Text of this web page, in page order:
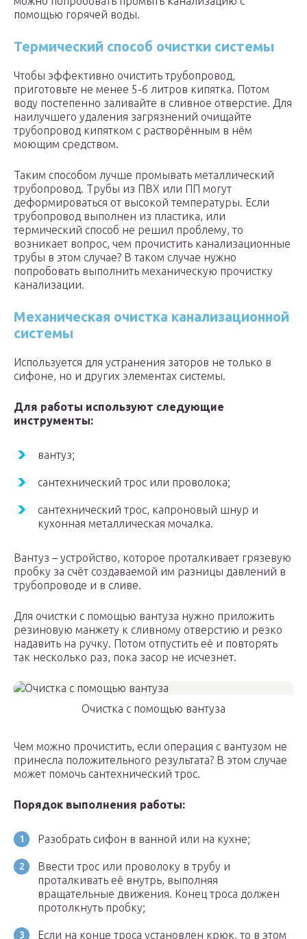
помощью горячей воды.
Термический способ очистки системы
Чтобы эффективно очистить трубопровод,
приготовьте не менее 5-6 литров кипятка. Потом
воду постепенно заливайте в сливное отверстие. Для
наилучшего удаления загрязнений очищайте
трубопровод кипятком с растворённым в нём
моющим средством.
Таким способом лучше промывать металлический
трубопровод. Трубы из ПВХ или ПП могут
деформироваться от высокой температуры. Если
трубопровод выполнен из пластика, или
термический способ не решил проблему, то
возникает вопрос, чем прочистить канализационные
трубы в этом случае? В таком случае нужно
попробовать выполнить механическую прочистку
канализации.
Механическая очистка канализационной
системы
Используется для устранения заторов не только в
сифоне, но и других элементах системы.
Для работы используют следующие
инструменты:
вантуз;
сантехнический трос или проволока;
сантехнический трос, капроновый шнур и
кухонная металлическая мочалка.
Вантуз – устройство, которое проталкивает грязевую
пробку за счёт создаваемой им разницы давлений в
трубопроводе и в сливе.
Для очистки с помощью вантуза нужно приложить
резиновую манжету к сливному отверстию и резко
надавить на ручку. Потом отпустить её и повторять
так несколько раз, пока засор не исчезнет.
Очистка с помощью вантуза
Чем можно прочистить, если операция с вантузом не
принесла положительного результата? В этом случае
может помочь сантехнический трос.
Порядок выполнения работы:
Разобрать сифон в ванной или на кухне;
Ввести трос или проволоку в трубу и
проталкивать её внутрь, выполняя
вращательные движения. Конец троса должен
протолкнуть пробку;
Если на конце троса установлен крюк, то в этом